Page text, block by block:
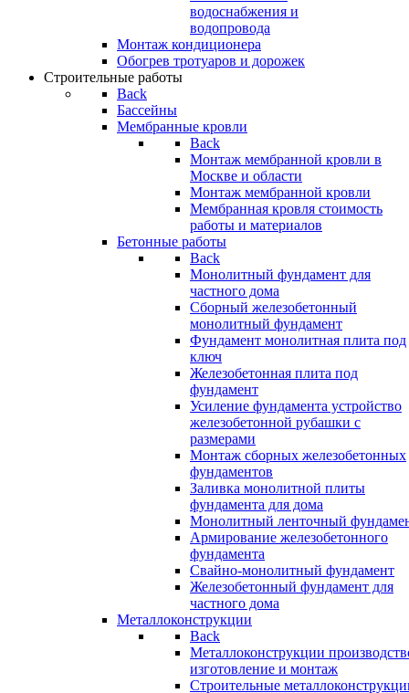
водоснабжения и
водопровода
Монтаж кондиционера
Обогрев тротуаров и дорожек
Строительные работы
Back
Бассейны
Мембранные кровли
Back
Монтаж мембранной кровли в
Москве и области
Монтаж мембранной кровли
Мембранная кровля стоимость
работы и материалов
Бетонные работы
Back
Монолитный фундамент для
частного дома
Сборный железобетонный
монолитный фундамент
Фундамент монолитная плита под
ключ
Железобетонная плита под
фундамент
Усиление фундамента устройство
железобетонной рубашки с
размерами
Монтаж сборных железобетонных
фундаментов
Заливка монолитной плиты
фундамента для дома
Монолитный ленточный
Армирование железобетонного
фундамента
Свайно-монолитный фундамент
Железобетонный фундамент для
частного дома
Металлоконструкции
Back
Металлоконструкции
изготовление и монтаж
Строительные